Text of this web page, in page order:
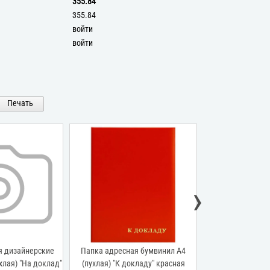
355.84
войти
войти
Печать
дизайнерские
"На доклад"
Папка адресная бумвинил А4
(пухлая) "К докладу" красная
›